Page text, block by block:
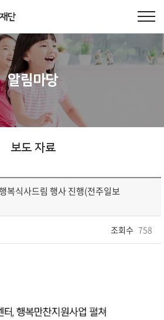
알림마당
보도 자료
복식사드림 행사 진행(전주일보
조회수 758